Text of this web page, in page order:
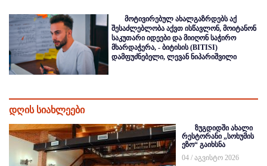
მოტივირებულ ახალგაზრდებს აქ
შესაძლებლობა აქვთ ისწავლონ, მოიტანონ
საკუთარი იდეები და მიიღონ საჭირო
მხარდაჭერა, - ბიტისის (BITISI)
დამფუძნებელი, ლევან ნიპარიშვილი
დღის სიახლეები
ზუგდიდში ახალი
რესტორანი „სოხუმის
ეზო“ გაიხსნა
04 / აგვისტო 2026